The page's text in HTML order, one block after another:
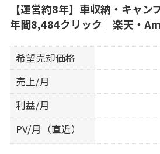
【運営約8年】車収納・キャン
年間8,484クリック｜楽天・
希望売却価格
売上/月
利益/月
PV/月（直近）